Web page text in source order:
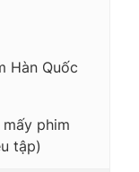
Hàn Quốc
phim
tập)